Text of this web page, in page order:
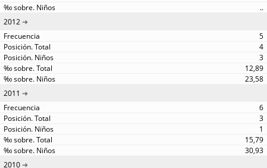
..
2012
5
4
3
12,89
23,58
2011
6
3
1
15,79
30,93
2010